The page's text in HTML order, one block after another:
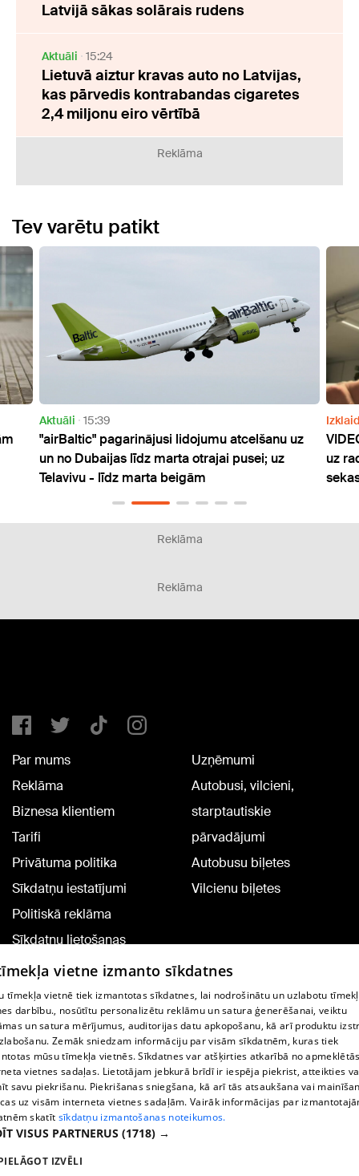
Latvijā sākas solārais rudens
Aktuāli 15:24
Lietuvā aiztur kravas auto no Latvijas,
kas pārvedis kontrabandas cigaretes
2,4 miljonu eiro vērtībā
Reklāma
Tev varētu patikt
pagarinājusi lidojumu atcelšanu uz
līdz marta otrajai pusei; uz
- līdz marta beigām
VIDEO: Kas notiek,
uz radiatora?
Reklāma
Reklāma
Par mums
Reklāma
Biznesa klientiem
Tarifi
Privātuma politika
Sīkdatņu iestatījumi
Politiskā reklāma
Sīkdatņu lietošanas
noteikumi
Komentāru pievienošana
Uzņēmumi
Autobusi, vilcieni,
starptautiskie
pārvadājumi
Autobusu biļetes
Vilcienu biļetes
TV programma
Līguma noteikumi
360 Ziņu kontakti
Helio Media
Portāla palīdzības dienests: e-pasts -
vietne izmanto sīkdatnes
tīmekļa vietnē tiek izmantotas sīkdatnes, lai nodrošinātu un uzlabotu
darbību., nosūtītu personalizētu reklāmu un satura ģenerēšanai, veiktu
un satura mērījumus, auditorijas datu apkopošanu, kā arī produktu
Zemāk sniedzam informāciju par visām sīkdatnēm, kuras tiek
mūsu tīmekļa vietnēs. Sīkdatnes var atšķirties atkarībā no
vietnes sadaļas. Lietotājam jebkurā brīdī ir iespēja piekrist, atteikties
savu piekrišanu. Piekrišanas sniegšana, kā arī tās atsaukšana vai
uz visām interneta vietnes sadaļām. Vairāk informācijas par
skatīt sīkdatņu izmantošanas noteikumos.
VISUS PARTNERUS (1718) →
IZVĒLI